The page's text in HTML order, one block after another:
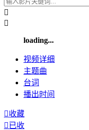


loading...
视频详细
主题曲
台词
播出时间
收藏
已收